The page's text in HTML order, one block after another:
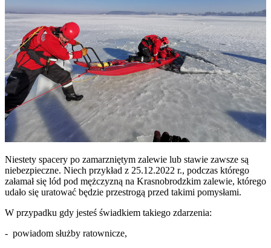
Niestety spacery po zamarzniętym zalewie lub stawie zawsze są
niebezpieczne. Niech przykład z 25.12.2022 r., podczas którego
załamał się lód pod mężczyzną na Krasnobrodzkim zalewie, którego
udało się uratować będzie przestrogą przed takimi pomysłami.
W przypadku gdy jesteś świadkiem takiego zdarzenia:
- powiadom służby ratownicze,